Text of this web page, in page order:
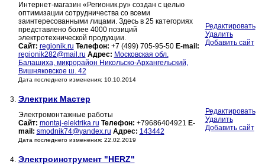
Интернет-магазин «Регионик.ру» создан с целью
оптимизации сотрудничества со всеми
заинтересованными лицами. Здесь в 25 категориях
представлено более 4000 позиций
электротехнической продукции.
Сайт: regionik.ru Телефон: +7 (499) 705-95-50 E-mail:
regionik282@mail.ru Адрес: Московская обл.
Балашиха, микрорайон Никольско-Архангельский,
Вишняковское ш. 42
Дата последнего изменения: 10.10.2014
Редактировать
Удалить
Добавить сайт
3. Электрик Мастер
Электромонтажные работы
Сайт: montaj-elektrika.ru Телефон: +79686404921 E-
mail: smodnik74@yandex.ru Адрес: 143442
Дата последнего изменения: 22.02.2019
Редактировать
Удалить
Добавить сайт
4. Электроинструмент "HERZ"